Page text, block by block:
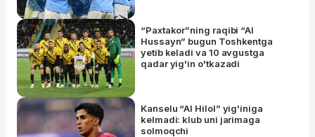
“Paxtakor”ning raqibi “Al
Hussayn” bugun Toshkentga
yetib keladi va 10 avgustga
qadar yig'in o'tkazadi
Kanselu “Al Hilol” yig'iniga
kelmadi: klub uni jarimaga
solmoqchi